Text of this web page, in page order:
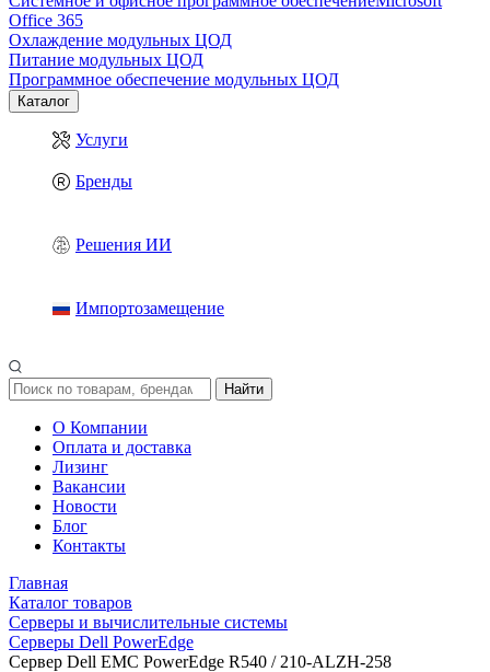
Office 365
Охлаждение модульных ЦОД
Питание модульных ЦОД
Программное обеспечение модульных ЦОД
Каталог
Услуги
Бренды
Решения ИИ
Импортозамещение
Найти
О Компании
Оплата и доставка
Лизинг
Вакансии
Новости
Блог
Контакты
Главная
Каталог товаров
Серверы и вычислительные системы
Серверы Dell PowerEdge
Сервер Dell EMC PowerEdge R540 / 210-ALZH-258